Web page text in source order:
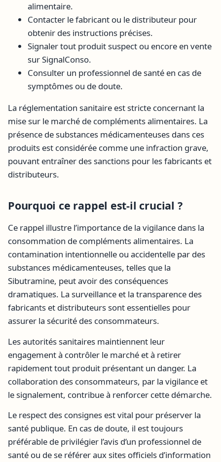
alimentaire.
Contacter le fabricant ou le distributeur pour
obtenir des instructions précises.
Signaler tout produit suspect ou encore en vente
sur SignalConso.
Consulter un professionnel de santé en cas de
symptômes ou de doute.
La réglementation sanitaire est stricte concernant la
mise sur le marché de compléments alimentaires. La
présence de substances médicamenteuses dans ces
produits est considérée comme une infraction grave,
pouvant entraîner des sanctions pour les fabricants et
distributeurs.
Pourquoi ce rappel est-il crucial ?
Ce rappel illustre l’importance de la vigilance dans la
consommation de compléments alimentaires. La
contamination intentionnelle ou accidentelle par des
substances médicamenteuses, telles que la
Sibutramine, peut avoir des conséquences
dramatiques. La surveillance et la transparence des
fabricants et distributeurs sont essentielles pour
assurer la sécurité des consommateurs.
Les autorités sanitaires maintiennent leur
engagement à contrôler le marché et à retirer
rapidement tout produit présentant un danger. La
collaboration des consommateurs, par la vigilance et
le signalement, contribue à renforcer cette démarche.
Le respect des consignes est vital pour préserver la
santé publique. En cas de doute, il est toujours
préférable de privilégier l’avis d’un professionnel de
santé ou de se référer aux sites officiels d’information